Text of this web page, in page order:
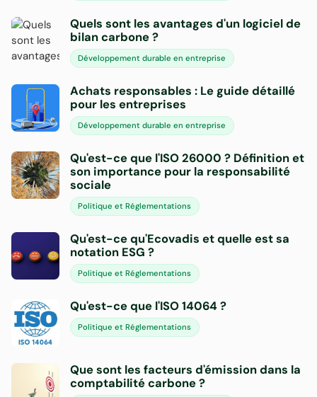
Quels sont les avantages d'un logiciel de
bilan carbone ?
Développement durable en entreprise
Achats responsables : Le guide détaillé
pour les entreprises
Développement durable en entreprise
Qu'est-ce que l'ISO 26000 ? Définition et
son importance pour la responsabilité
sociale
Politique et Réglementations
Qu'est-ce qu'Ecovadis et quelle est sa
notation ESG ?
Politique et Réglementations
Qu'est-ce que l'ISO 14064 ?
Politique et Réglementations
Que sont les facteurs d'émission dans la
comptabilité carbone ?